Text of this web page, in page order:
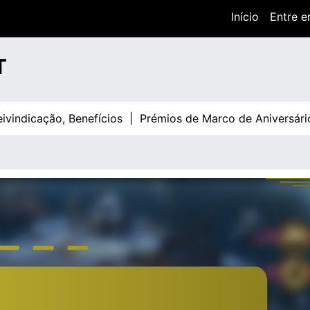
Início Entre
Benefícios |Prémios de Marco de Aniversário em